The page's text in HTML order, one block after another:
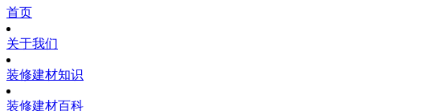
首页
关于我们
装修建材知识
装修建材百科